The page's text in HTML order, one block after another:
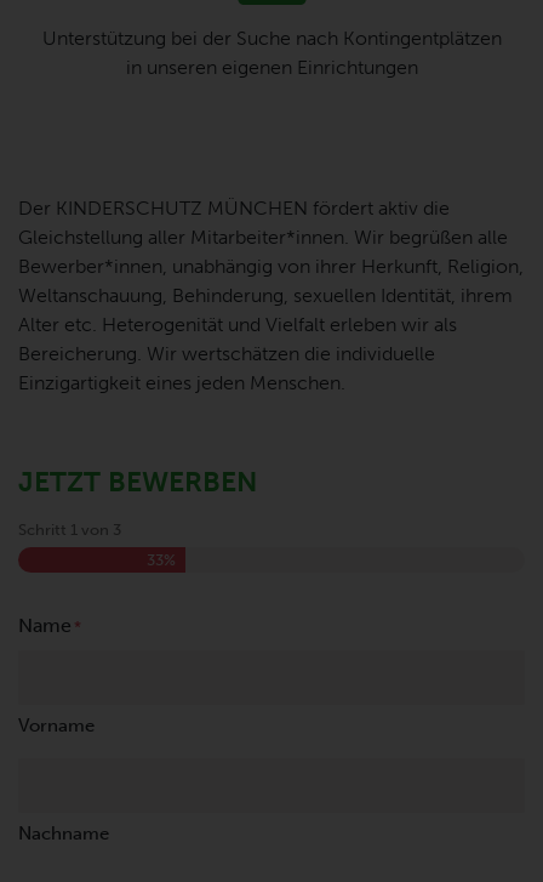
Unterstützung bei der Suche nach Kontingentplätzen
in unseren eigenen Einrichtungen
Der KINDERSCHUTZ MÜNCHEN fördert aktiv die
Gleichstellung aller Mitarbeiter*innen. Wir begrüßen alle
Bewerber*innen, unabhängig von ihrer Herkunft, Religion,
Weltanschauung, Behinderung, sexuellen Identität, ihrem
Alter etc. Heterogenität und Vielfalt erleben wir als
Bereicherung. Wir wertschätzen die individuelle
Einzigartigkeit eines jeden Menschen.
JETZT BEWERBEN
Schritt 1 von 3
33%
Name *
Vorname
Nachname